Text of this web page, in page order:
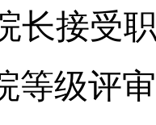
接受
等级评